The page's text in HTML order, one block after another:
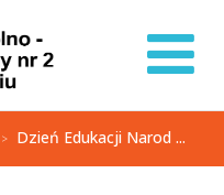
> Dzień Edukacji Narod ...